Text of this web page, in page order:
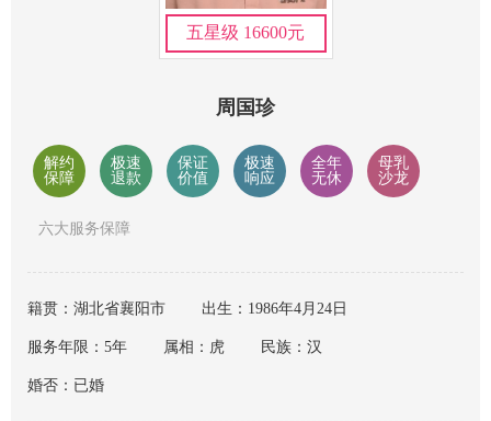
五星级 16600元
周国珍
解约
保障
极速
退款
保证
价值
极速
响应
全年
无休
母乳
沙龙
六大服务保障
籍贯：湖北省襄阳市 出生：1986年4月24日
服务年限：5年 属相：虎 民族：汉
婚否：已婚